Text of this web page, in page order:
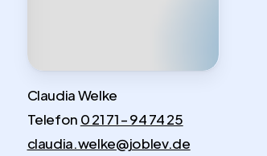
Claudia Welke
Telefon 0 21 71 – 94 74 25
claudia.welke@joblev.de